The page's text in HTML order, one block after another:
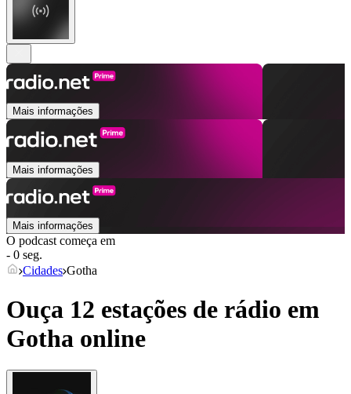
Mais informações
Mais informações
Mais informações
O podcast começa em
- 0 seg.
Cidades Gotha
Ouça 12 estações de rádio em
Gotha online